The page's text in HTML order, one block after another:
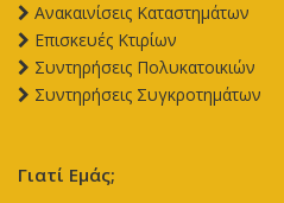
Aνακαινίσεις Καταστημάτων
Επισκευές Κτιρίων
Συντηρήσεις Πολυκατοικιών
Συντηρήσεις Συγκροτημάτων
Γιατί Εμάς;